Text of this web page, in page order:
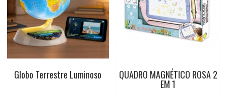
Globo Terrestre Luminoso QUADRO MAGNÉTICO ROSA 2
EM 1